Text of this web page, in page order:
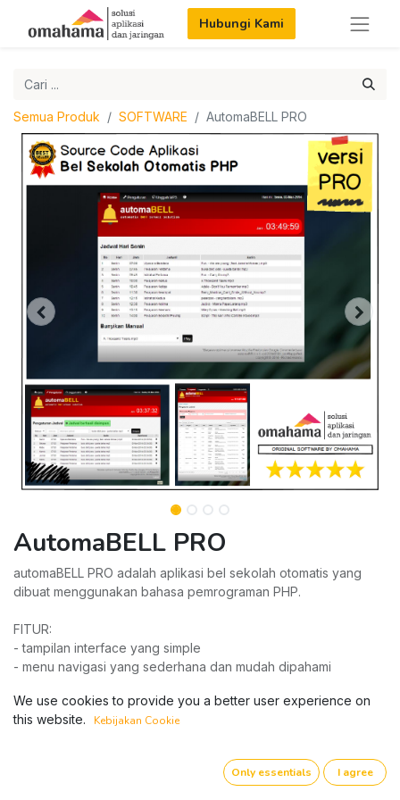
Hubungi Kami
Semua Produk SOFTWARE AutomaBELL PRO
AutomaBELL PRO
automaBELL PRO adalah aplikasi bel sekolah otomatis yang
dibuat menggunakan bahasa pemrograman PHP.
FITUR:
- tampilan interface yang simple
- menu navigasi yang sederhana dan mudah dipahami
- bisa menambahkan bel untuk semua hari
- bisa memutar bel secara otomatis dan manual
- login terlebih dahulu untuk mengeksekusi perubahan
We use cookies to provide you a better user experience on
this website.
Kebijakan Cookie
Only essentials I agree